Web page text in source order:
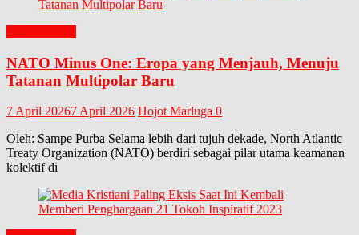
NATO Minus One: Eropa yang Menjauh, Menuju
Tatanan Multipolar Baru
7 April 20267 April 2026 Hojot Marluga 0
Oleh: Sampe Purba Selama lebih dari tujuh dekade, North Atlantic
Treaty Organization (NATO) berdiri sebagai pilar utama keamanan
kolektif di